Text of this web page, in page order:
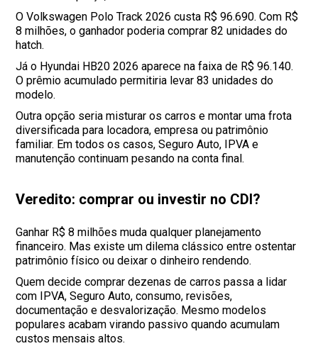
O Volkswagen Polo Track 2026 custa R$ 96.690. Com R$
8 milhões, o ganhador poderia comprar 82 unidades do
hatch.
Já o Hyundai HB20 2026 aparece na faixa de R$ 96.140.
O prêmio acumulado permitiria levar 83 unidades do
modelo.
Outra opção seria misturar os carros e montar uma frota
diversificada para locadora, empresa ou patrimônio
familiar. Em todos os casos, Seguro Auto, IPVA e
manutenção continuam pesando na conta final.
Veredito: comprar ou investir no CDI?
Ganhar R$ 8 milhões muda qualquer planejamento
financeiro. Mas existe um dilema clássico entre ostentar
patrimônio físico ou deixar o dinheiro rendendo.
Quem decide comprar dezenas de carros passa a lidar
com IPVA, Seguro Auto, consumo, revisões,
documentação e desvalorização. Mesmo modelos
populares acabam virando passivo quando acumulam
custos mensais altos.